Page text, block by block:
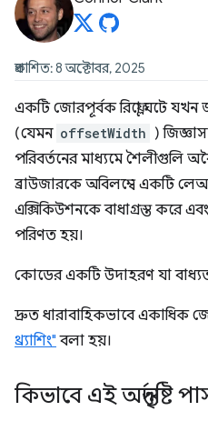
প্রকাশিত: 8 অক্টোবর, 2025
একটি জোরপূর্বক রিফ্লো ঘটে যখন
(যেমন offsetWidth )
পরিবর্তনের মাধ্যমে শৈলীগুলি
ব্রাউজারকে অবিলম্বে একটি
এক্সিকিউশনকে বাধাগ্রস্ত করে
পরিণত হয়।
কোডের একটি উদাহরণ যা
দ্রুত ধারাবাহিকভাবে একাধিক
থ্র্যাশিং" বলা হয়।
কিভাবে এই অন্তর্দৃষ্টি